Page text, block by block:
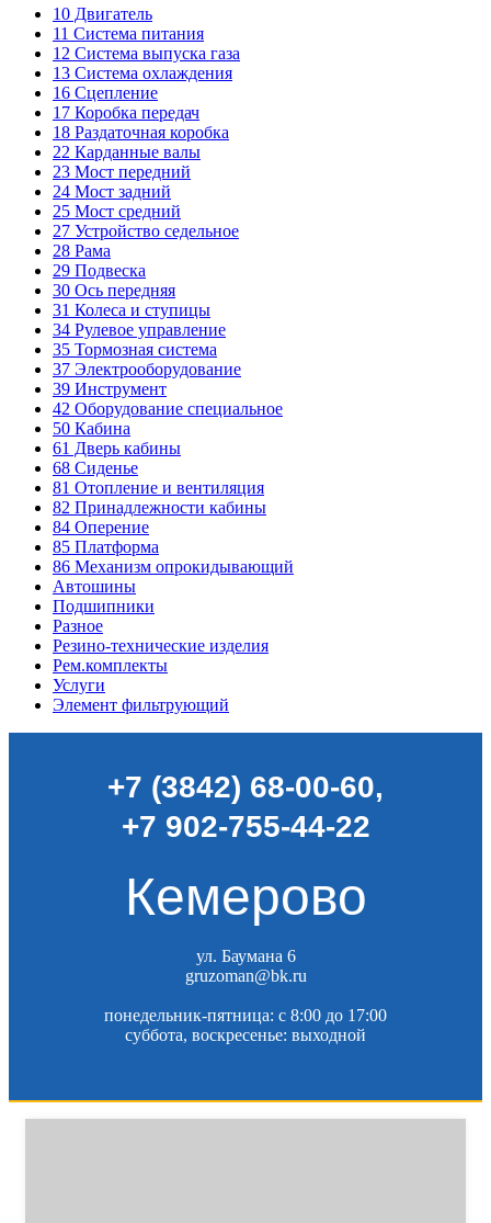
10 Двигатель
11 Система питания
12 Система выпуска газа
13 Система охлаждения
16 Сцепление
17 Коробка передач
18 Раздаточная коробка
22 Карданные валы
23 Мост передний
24 Мост задний
25 Мост средний
27 Устройство седельное
28 Рама
29 Подвеска
30 Ось передняя
31 Колеса и ступицы
34 Рулевое управление
35 Тормозная система
37 Электрооборудование
39 Инструмент
42 Оборудование специальное
50 Кабина
61 Дверь кабины
68 Сиденье
81 Отопление и вентиляция
82 Принадлежности кабины
84 Оперение
85 Платформа
86 Механизм опрокидывающий
Автошины
Подшипники
Разное
Резино-технические изделия
Рем.комплекты
Услуги
Элемент фильтрующий
+7 (3842) 68-00-60,
+7 902-755-44-22
Кемерово
ул. Баумана 6
gruzoman@bk.ru
понедельник-пятница: c 8:00 до 17:00
суббота, воскресенье: выходной